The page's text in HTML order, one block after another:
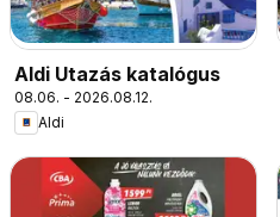
Aldi Utazás katalógus
08.06. - 2026.08.12.
Aldi